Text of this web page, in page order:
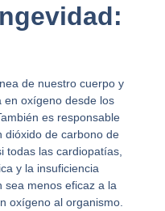
de nuestro cuerpo y
en oxígeno desde los
es responsable
dióxido de carbono de
todas las cardiopatías,
y la insuficiencia
sea menos eficaz a la
oxígeno al organismo.